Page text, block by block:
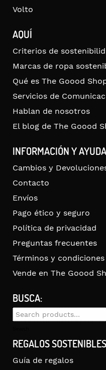
Volto
AQUÍ
Criterios de
Marcas de ropa
Qué es The Goood
Servicios de
Hablan de nosotros
El blog de The Goood
INFORMACIÓN Y AYUDA
Cambios y
Contacto
Envíos
Pago ético y seguro
Política de privacidad
Preguntas frecuentes
Términos y condiciones
Vende en The Goood
BUSCA:
Search
REGALOS SOSTENIBLES
Guía de regalos